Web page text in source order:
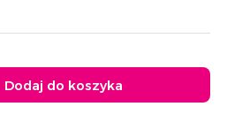
Dodaj do koszyka